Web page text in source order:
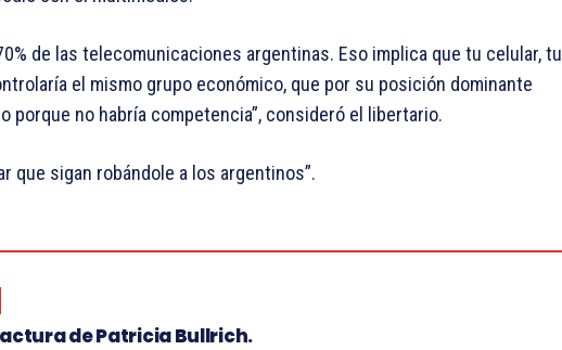
de las telecomunicaciones argentinas. Eso implica que tu celular, tu
el mismo grupo económico, que por su posición dominante
porque no habría competencia”, consideró el libertario.
que sigan robándole a los argentinos”.
de Patricia Bullrich.